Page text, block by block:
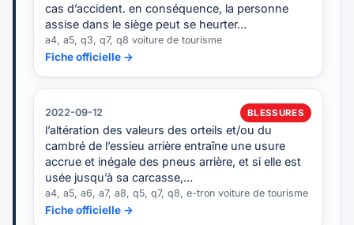
cas d’accident. en conséquence, la personne
assise dans le siège peut se heurter…
a4, a5, q3, q7, q8 voiture de tourisme
Fiche officielle →
2022-09-12 BLESSURES
l’altération des valeurs des orteils et/ou du
cambré de l’essieu arrière entraîne une usure
accrue et inégale des pneus arrière, et si elle est
usée jusqu’à sa carcasse,…
a4, a5, a6, a7, a8, q5, q7, q8, e-tron voiture de tourisme
Fiche officielle →